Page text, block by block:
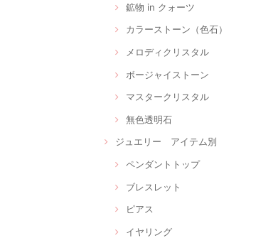
鉱物 in クォーツ
カラーストーン（色石）
メロディクリスタル
ボージャイストーン
マスタークリスタル
無色透明石
ジュエリー アイテム別
ペンダントトップ
ブレスレット
ピアス
イヤリング